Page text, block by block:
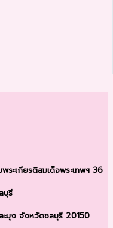
พระเกียรติสมเด็จพระเทพฯ 36
บุรี
ะมุง จังหวัดชลบุรี 20150